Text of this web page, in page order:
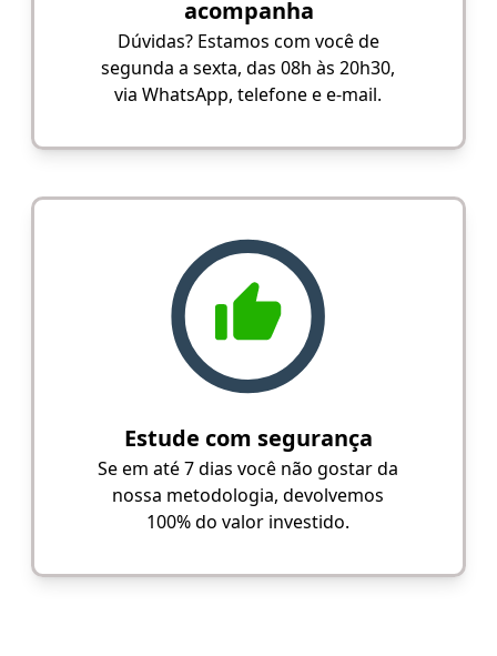
acompanha
Dúvidas? Estamos com você de
segunda a sexta, das 08h às 20h30,
via WhatsApp, telefone e e-mail.
Estude com segurança
Se em até 7 dias você não gostar da
nossa metodologia, devolvemos
100% do valor investido.